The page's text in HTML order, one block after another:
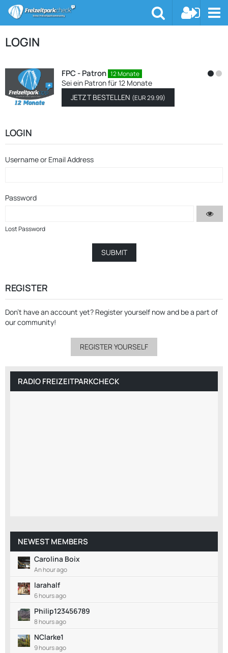
LOGIN
FPC - Patron 12 Monate
Sei ein Patron für 12 Monate
JETZT BESTELLEN(EUR 29.99)
LOGIN
Username or Email Address
Password
Lost Password
REGISTER
Don’t have an account yet? Register yourself nowand be a part of
our community!
REGISTER YOURSELF
RADIO FREIZEITPARKCHECK
NEWEST MEMBERS
Carolina Boix
An hour ago
larahalf
6 hours ago
Philip123456789
8 hours ago
NClarke1
9 hours ago